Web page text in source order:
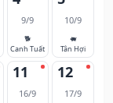
9/9
🐕
Canh Tuất
10/9
🐖
Tân Hợi
11
16/9
12
17/9